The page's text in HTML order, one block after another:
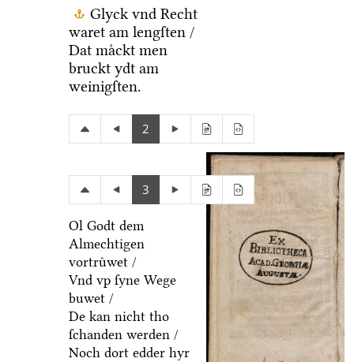
Glyck vnd Recht
waret am lengſten /
Dat maͤckt men
bruckt ydt am
weinigſten.
2
3
Ol Godt dem
Almechtigen
vortruͤwet /
Vnd vp ſyne Wege
buwet /
De kan nicht tho
ſchanden werden /
Noch dort edder hyr